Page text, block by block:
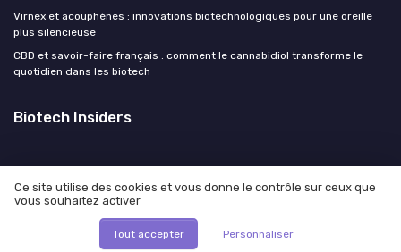
Virnex et acouphènes : innovations biotechnologiques pour une oreille
plus silencieuse
CBD et savoir-faire français : comment le cannabidiol transforme le
quotidien dans les biotech
Biotech Insiders
Mentions légales
© Biotech Insiders 2026
Ce site utilise des cookies et vous donne le contrôle sur ceux que
vous souhaitez activer
Tout accepter Personnaliser